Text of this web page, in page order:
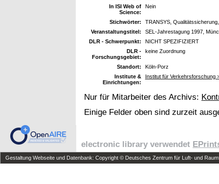
In ISI Web of
Science:
Nein
Stichwörter:
TRANSYS,
Veranstaltungstitel:
SEL-Jahrestagung 1997,
DLR - Schwerpunkt:
NICHT SPEZIFIZIERT
DLR -
Forschungsgebiet:
keine Zuordnung
Standort:
Köln-Porz
Institute &
Einrichtungen:
Institut für Verkehrsforschung
Nur für Mitarbeiter des Archivs:
Einige Felder oben sind zurzeit
electronic library verwendet
Gestaltung Webseite und Datenbank: Copyright © Deutsches Zentrum für Luft- und